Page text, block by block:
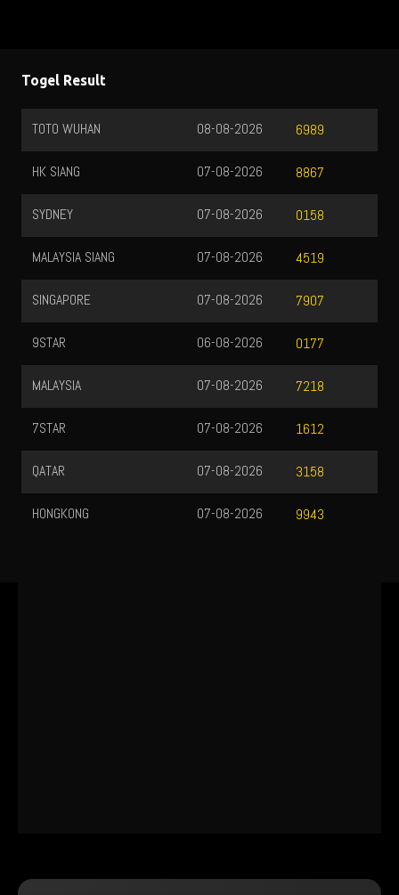
Togel Result
TOTO WUHAN 6989
08-08-2026
HK SIANG 8867
07-08-2026
SYDNEY 0158
07-08-2026
MALAYSIA SIANG 4519
07-08-2026
SINGAPORE 7907
07-08-2026
9STAR 0177
06-08-2026
MALAYSIA 7218
07-08-2026
7STAR 1612
07-08-2026
QATAR 3158
07-08-2026
HONGKONG 9943
07-08-2026